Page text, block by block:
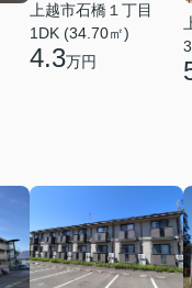
上越市石橋１丁目
1DK (34.70㎡)
4.3万円